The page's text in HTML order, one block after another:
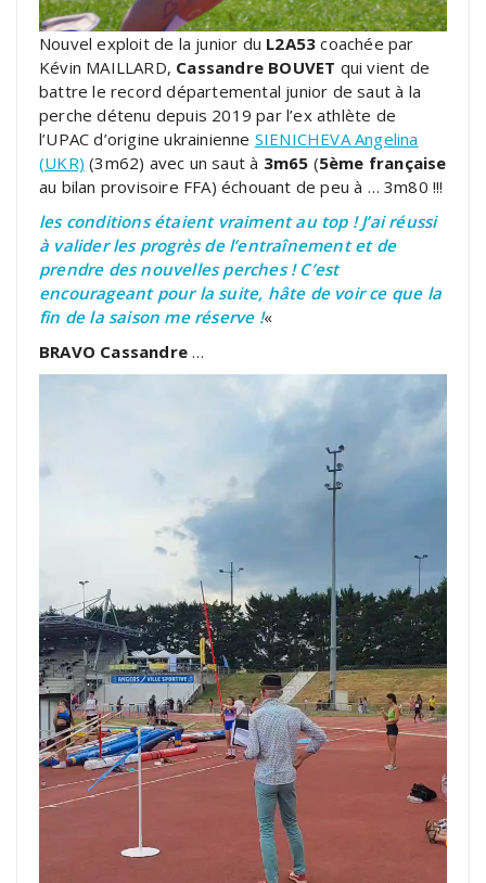
Nouvel exploit de la junior du L2A53 coachée par
Kévin MAILLARD, Cassandre BOUVET qui vient de
battre le record départemental junior de saut à la
perche détenu depuis 2019 par l’ex athlète de
l’UPAC d’origine ukrainienne SIENICHEVA Angelina
(UKR) (3m62) avec un saut à 3m65 (5ème française
au bilan provisoire FFA) échouant de peu à … 3m80 !!!
les conditions étaient vraiment au top ! J’ai réussi
à valider les progrès de l’entraînement et de
prendre des nouvelles perches ! C’est
encourageant pour la suite, hâte de voir ce que la
fin de la saison me réserve !«
BRAVO Cassandre…